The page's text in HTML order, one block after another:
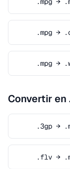
.mpg →
.mpg →
Convertir en
.3gp →
.flv →